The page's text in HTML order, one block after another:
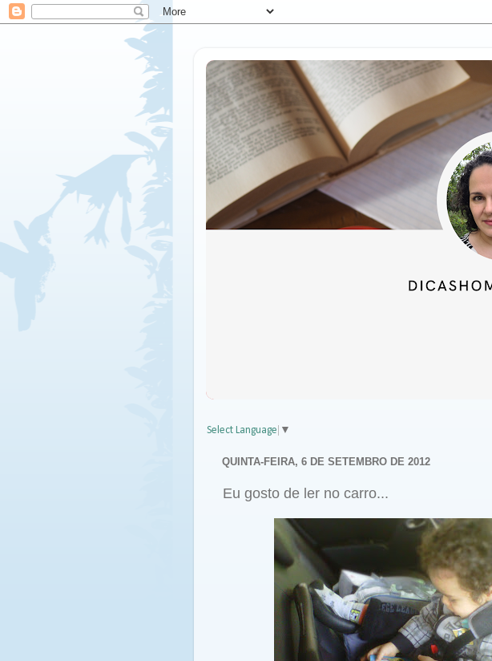
Select Language ▼
QUINTA-FEIRA, 6 DE SETEMBRO DE 2012
Eu gosto de ler no carro...